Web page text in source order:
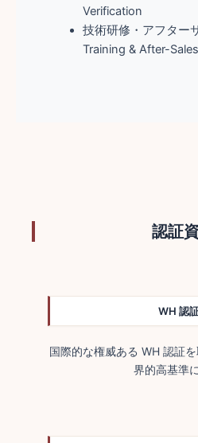
Verification
技術研修・アフター
Training & After-Sales
認証
WH 認
国際的な権威ある WH 認証
界的高基準